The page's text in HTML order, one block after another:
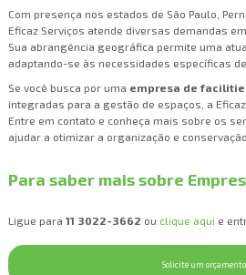
Com presença nos estados de São Paulo,
Eficaz Serviços atende diversas demandas
Sua abrangência geográfica permite uma
adaptando-se às necessidades específicas
Se você busca por uma empresa de
integradas para a gestão de espaços, a
Entre em contato e conheça mais sobre os
ajudar a otimizar a organização e
Para saber mais sobre
Ligue para 11 3022-3662 ou clique aqui e
Solicite um orçamento